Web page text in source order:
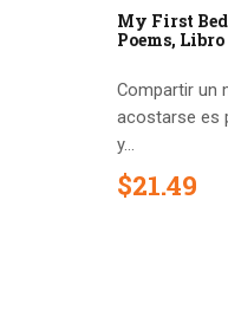
My First
Poems,
Compartir un
acostarse es
y...
$21.49